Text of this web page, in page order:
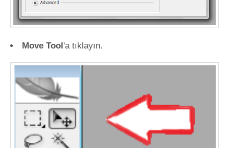
Move Tool'a tıklayın.